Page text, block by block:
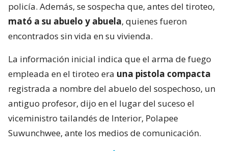
policía. Además, se sospecha que, antes del tiroteo,
mató a su abuelo y abuela, quienes fueron
encontrados sin vida en su vivienda.
La información inicial indica que el arma de fuego
empleada en el tiroteo era una pistola compacta
registrada a nombre del abuelo del sospechoso, un
antiguo profesor, dijo en el lugar del suceso el
viceministro tailandés de Interior, Polapee
Suwunchwee, ante los medios de comunicación.